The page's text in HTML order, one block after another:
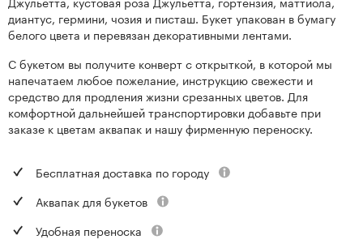
диантус, гермини, чозия и писташ. Букет упакован в бумагу
белого цвета и перевязан декоративными лентами.
С букетом вы получите конверт с открыткой, в которой мы
напечатаем любое пожелание, инструкцию свежести и
средство для продления жизни срезанных цветов. Для
комфортной дальнейшей транспортировки добавьте при
заказе к цветам аквапак и нашу фирменную переноску.
Бесплатная доставка по городу
Аквапак для букетов
Удобная переноска